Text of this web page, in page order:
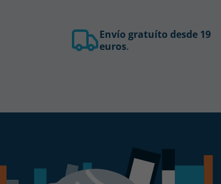
Envío gratuíto desde 19
euros.